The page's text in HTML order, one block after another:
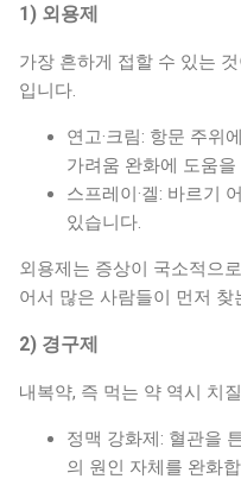
1) 외용제
가장 흔하게 접할 수 있는
입니다.
연고·크림: 항문 주위
가려움 완화에 도움을
스프레이·겔: 바르기
있습니다.
외용제는 증상이 국소적으
어서 많은 사람들이 먼저
2) 경구제
내복약, 즉 먹는 약 역시 치
정맥 강화제: 혈관을
의 원인 자체를 완화